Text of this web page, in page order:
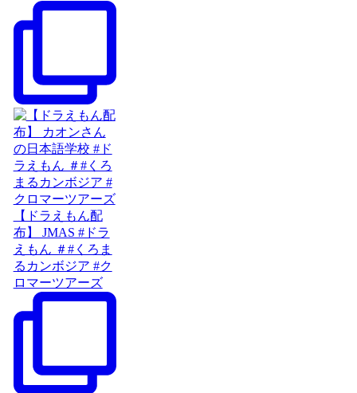
【ドラえもん配
布】 JMAS #ドラ
えもん ＃#くろま
るカンボジア #ク
ロマーツアーズ